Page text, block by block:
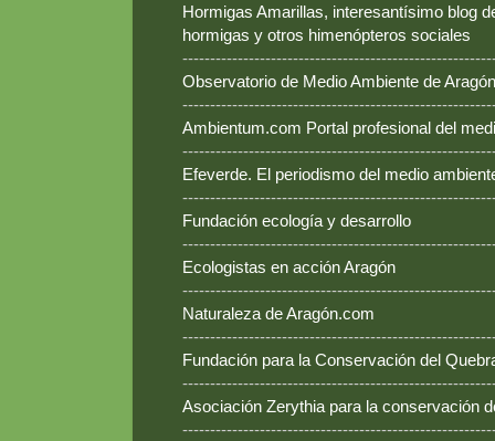
Hormigas Amarillas, interesantísimo blog
hormigas y otros himenópteros sociales
Observatorio de Medio Ambiente de Aragón
Ambientum.com Portal profesional del
Efeverde. El periodismo del medio
Fundación ecología y desarrollo
Ecologistas en acción Aragón
Naturaleza de Aragón.com
Fundación para la Conservación del
Asociación Zerythia para la conservación